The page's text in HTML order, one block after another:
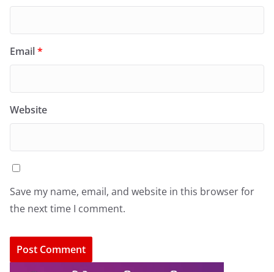
Email*
Website
Save my name, email, and website in this browser for
the next time I comment.